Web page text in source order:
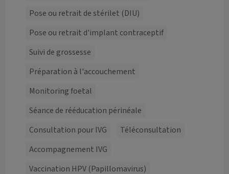
Pose ou retrait de stérilet (DIU)
Pose ou retrait d'implant contraceptif
Suivi de grossesse
Préparation à l'accouchement
Monitoring foetal
Séance de rééducation périnéale
Consultation pour IVG
Téléconsultation
Accompagnement IVG
Vaccination HPV (Papillomavirus)